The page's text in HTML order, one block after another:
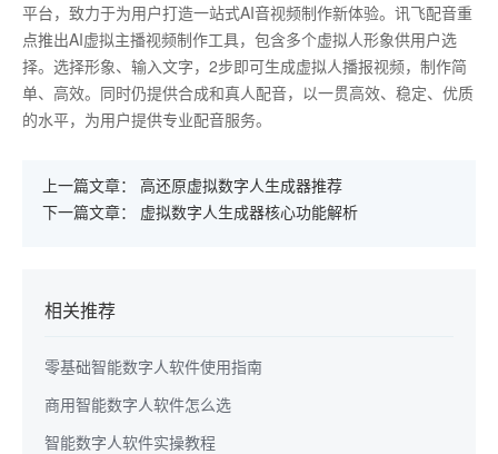
平台，致力于为用户打造一站式AI音视频制作新体验。讯飞配音重
点推出AI虚拟主播视频制作工具，包含多个虚拟人形象供用户选
择。选择形象、输入文字，2步即可生成虚拟人播报视频，制作简
单、高效。同时仍提供合成和真人配音，以一贯高效、稳定、优质
的水平，为用户提供专业配音服务。
上一篇文章： 高还原虚拟数字人生成器推荐
下一篇文章： 虚拟数字人生成器核心功能解析
相关推荐
零基础智能数字人软件使用指南
商用智能数字人软件怎么选
智能数字人软件实操教程